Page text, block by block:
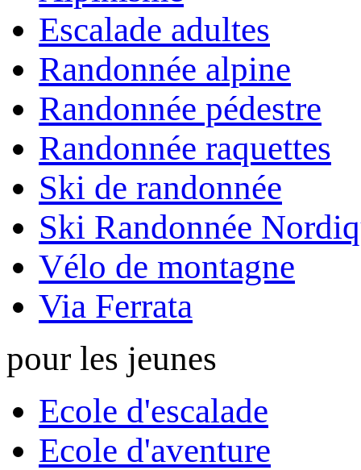
Escalade adultes
Randonnée alpine
Randonnée pédestre
Randonnée raquettes
Ski de randonnée
Ski Randonnée
Vélo de montagne
Via Ferrata
pour les jeunes
Ecole d'escalade
Ecole d'aventure